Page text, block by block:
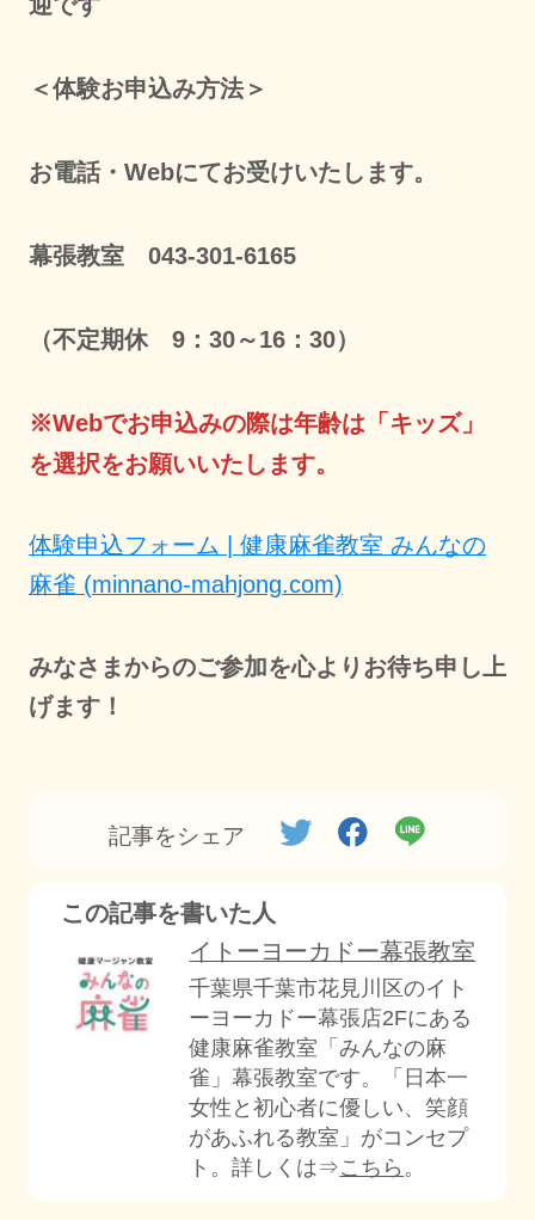
迎です
＜体験お申込み方法＞
お電話・Webにてお受けいたします。
幕張教室 043-301-6165
（不定期休 9：30～16：30）
※Webでお申込みの際は年齢は「キッズ」
を選択をお願いいたします。
体験申込フォーム | 健康麻雀教室 みんなの
麻雀 (minnano-mahjong.com)
みなさまからのご参加を心よりお待ち申し上
げます！
記事をシェア
この記事を書いた人
イトーヨーカドー幕張教室
千葉県千葉市花見川区のイト
ーヨーカドー幕張店2Fにある
健康麻雀教室「みんなの麻
雀」幕張教室です。「日本一
女性と初心者に優しい、笑顔
があふれる教室」がコンセプ
ト。詳しくは⇒こちら 。